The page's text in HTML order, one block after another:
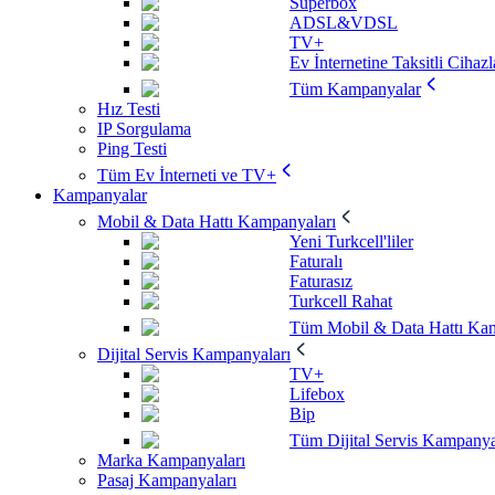
ADSL&VDSL
TV+
Ev İnternetine Taksitli
Tüm Kampanyalar
Hız Testi
IP Sorgulama
Ping Testi
Tüm Ev İnterneti ve TV+
Kampanyalar
Mobil & Data Hattı Kampanyaları
Yeni Turkcell'liler
Faturalı
Faturasız
Turkcell Rahat
Tüm Mobil & Data Hattı
Dijital Servis Kampanyaları
TV+
Lifebox
Bip
Tüm Dijital Servis
Marka Kampanyaları
Pasaj Kampanyaları